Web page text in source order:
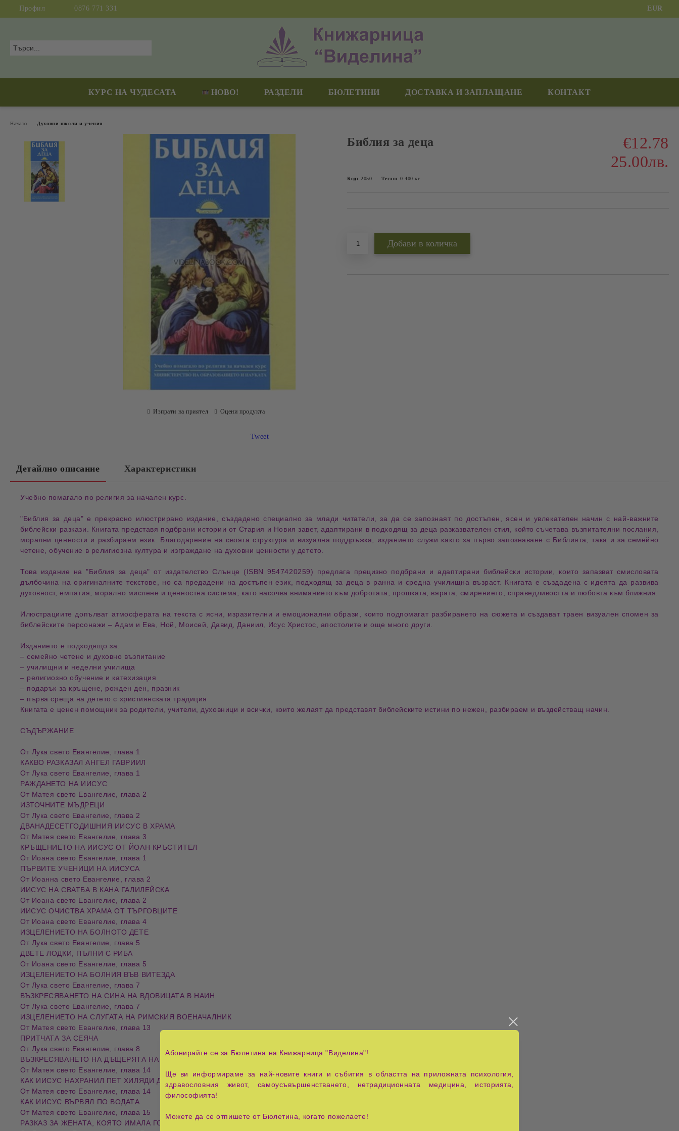
Профил 0876 771 331 EUR
КУРС НА ЧУДЕСАТА НОВО! РАЗДЕЛИ БЮЛЕТИНИ ДОСТАВКА И ЗАПЛАЩАНЕ КОНТАКТ
Начало Духовни школи и учения
Библия за деца
€12.78
25.00лв.
Код: 2050 Тегло: 0.400 кг
Изпрати на приятел Оцени продукта
Tweet
Детайлно описание Характеристики
Учебно помагало по религия за начален курс.
"Библия за деца" е прекрасно илюстрирано издание, създадено специално за млади читатели , за да се запознаят по достъпен, ясен и увлекателен начин с най-важните
библейски разкази
. Книгата представя подбрани истории от Стария и Новия завет, адаптирани в подходящ за деца разказвателен стил , който съчетава възпитателни послания
морални ценности и разбираем език. Благодарение на своята структура и визуална поддръжка, изданието служи както за първо запознаване с Библията , така и засемейно
четене , обучение в религиозна култура и изграждане на духовни ценности у детето.
Това издание на "Библия за деца" от издателствоСлънце (ISBN9547420259) предлага прецизно подбрани и адаптирани библейски истории , които запазватсмисловата
дълбочина на оригиналните текстове, но са предадени на достъпен език , подходящ за деца в ранна и средна училищна възраст. Книгата е създадена с идеята да развива
духовност,емпатия морално мислене и ценностна система , като насочва вниманието към добротата прошката вярата смирението справедливостта и любовта към ближния
Илюстрациите допълват атмосферата на текста с ясни, изразителни и емоционални образи
, които подпомагат разбирането на сюжета и създават траен визуален спомен за
библейските персонажи –Адам и Ева Ной Моисей Давид Даниил Исус Христос апостолите и още много други.
Изданието е подходящо за:
–семейно четене и духовно възпитание
–училищни и неделни училища
– религиозно обучение и катехизация
– подарък за кръщене, рожден ден, празник
– първа среща на детето с християнската традиция
Книгата е ценен помощник за родители, учители, духовници и всички, които желаят да представят библейските истини по нежен, разбираем и въздействащ начин
СЪДЪРЖАНИЕ
От Лука свето Евангелие, глава 1
КАКВО РАЗКАЗАЛ АНГЕЛ ГАВРИИЛ
От Лука свето Евангелие, глава 1
РАЖДАНЕТО НА ИИСУС
От Матея свето Евангелие, глава 2
ИЗТОЧНИТЕ МЪДРЕЦИ
От Лука свето Евангелие, глава 2
ДВАНАДЕСЕТГОДИШНИЯ ИИСУС В ХРАМА
От Матея свето Евангелие, глава 3
КРЪЩЕНИЕТО НА ИИСУС ОТ ЙОАН КРЪСТИТЕЛ
От Иоана свето Евангелие, глава 1
ПЪРВИТЕ УЧЕНИЦИ НА ИИСУСА
От Иоанна свето Евангелие, глава 2
ИИСУС НА СВАТБА В КАНА ГАЛИЛЕЙСКА
От Иоана свето Евангелие, глава 2
ИИСУС ОЧИСТВА ХРАМА ОТ ТЪРГОВЦИТЕ
От Иоана свето Евангелие, глава 4
ИЗЦЕЛЕНИЕТО НА БОЛНОТО ДЕТЕ
От Лука свето Евангелие, глава 5
ДВЕТЕ ЛОДКИ, ПЪЛНИ С РИБА
От Иоана свето Евангелие, глава 5
ИЗЦЕЛЕНИЕТО НА БОЛНИЯ ВЪВ ВИТЕЗДА
От Лука свето Евангелие, глава 7
ВЪЗКРЕСЯВАНЕТО НА СИНА НА ВДОВИЦАТА В НАИН
От Лука свето Евангелие, глава 7
ИЗЦЕЛЕНИЕТО НА СЛУГАТА НА РИМСКИЯ ВОЕНАЧАЛНИК
От Матея свето Евангелие, глава 13
ПРИТЧАТА ЗА СЕЯЧА
От Лука свето Евангелие, глава 8
ВЪЗКРЕСЯВАНЕТО НА ДЪЩЕРЯТА НА ИАИР
От Матея свето Евангелие, глава 14
КАК ИИСУС НАХРАНИЛ ПЕТ ХИЛЯДИ ДУШИ
От Матея свето Евангелие, глава 14
КАК ИИСУС ВЪРВЯЛ ПО ВОДАТА
От Матея свето Евангелие, глава 15
РАЗКАЗ ЗА ЖЕНАТА, КОЯТО ИМАЛА ГОЛЯМА ВЯРА
Абонирайте се за Бюлетина на Книжарница "Виделина"!
Ще ви информираме за най-новите книги и събития в областта на приложната психология,
здравословния живот, самоусъвършенстването, нетрадиционната медицина, историята,
философията!
Можете да се отпишете от Бюлетина, когато пожелаете!